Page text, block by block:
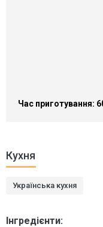
Час приготування:
Кухня
Українська кухня
Інгредієнти: